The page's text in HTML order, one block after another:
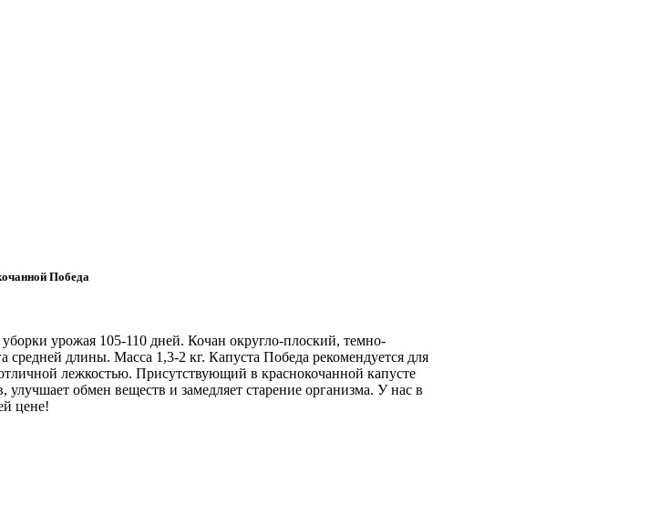
Победа
урожая 105-110 дней. Кочан округло-плоский, темно-
длины. Масса 1,3-2 кг. Капуста Победа рекомендуется для
лежкостью. Присутствующий в краснокочанной капусте
обмен веществ и замедляет старение организма. У нас в
цене!